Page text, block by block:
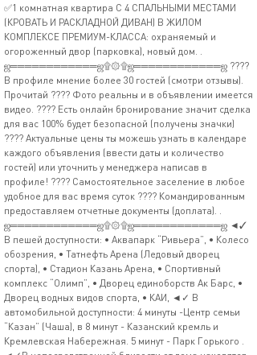
✅1 комнатная квартира С 4 СПАЛЬНЫМИ МЕСТАМИ
(КРОВАТЬ И РАСКЛАДНОЙ ДИВАН) В ЖИЛОМ
КОМПЛЕКСЕ ПРЕМИУМ-КЛАССА: охраняемый и
огороженный двор (парковка), новый дом. .
ஜ════════════ஜ۩۞۩ஜ════════════ஜ ????
В профиле мнение более 30 гостей (смотри отзывы).
Прочитай ???? Фото реальны и в объявлении имеется
видео. ???? Есть онлайн бронирование значит сделка
для вас 100% будет безопасной (получены значки)
???? Актуальные цены ты можешь узнать в календаре
каждого объявления (ввести даты и количество
гостей) или уточнить у менеджера написав в
профиле! ???? Самостоятельное заселение в любое
удобное для вас время суток ???? Командированным
предоставляем отчетные документы (доплата). .
ஜ════════════ஜ۩۞۩ஜ════════════ஜ ◄✓
В пешей доступности: • Аквапарк “Ривьера”, • Колесо
обозрения, • Татнефть Арена (Ледовый дворец
спорта), • Стадион Казань Арена, • Спортивный
комплекс “Олимп”, • Дворец единоборств Ак Барс, •
Дворец водных видов спорта, • КАИ, ◄✓ В
автомобильной доступности: 4 минуты -Центр семьи
“Казан” (Чаша), в 8 минут - Казанский кремль и
Кремлевская Набережная. 5 минут - Парк Горького .